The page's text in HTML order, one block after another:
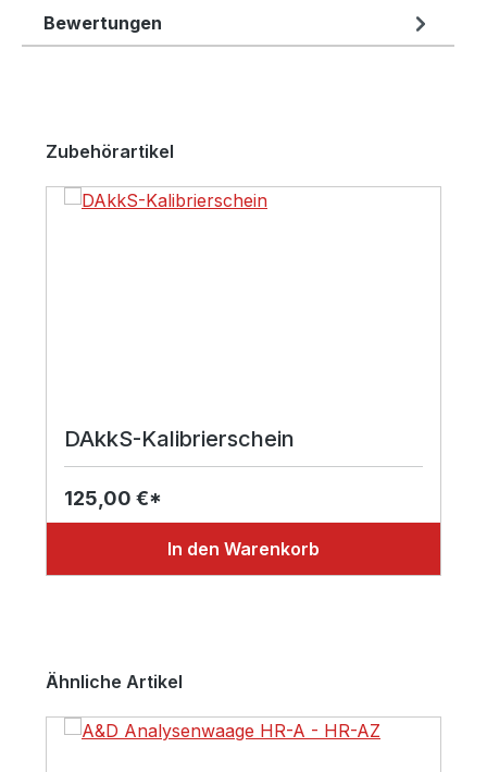
Bewertungen
Produktgalerie überspringen
Zubehörartikel
DAkkS-Kalibrierschein
125,00 €*
In den Warenkorb
Produktgalerie überspringen
Ähnliche Artikel